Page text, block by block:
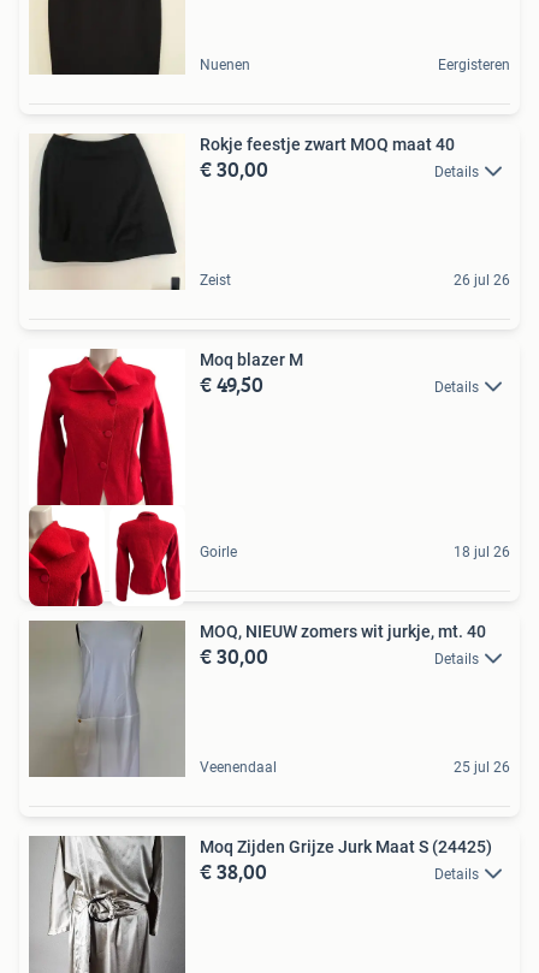
Nuenen Eergisteren
Rokje feestje zwart MOQ maat 40
€ 30,00 Details
Zeist 26 jul 26
Moq blazer M
€ 49,50 Details
Goirle 18 jul 26
MOQ, NIEUW zomers wit jurkje, mt. 40
€ 30,00 Details
Veenendaal 25 jul 26
Moq Zijden Grijze Jurk Maat S (24425)
€ 38,00 Details